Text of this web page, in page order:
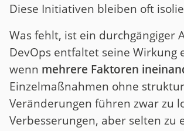
Diese Initiativen bleiben oft
Was fehlt, ist ein durchgängiger
DevOps entfaltet seine Wirkung
wenn mehrere Faktoren
Einzelmaßnahmen ohne
Veränderungen führen zwar zu
Verbesserungen, aber selten zu